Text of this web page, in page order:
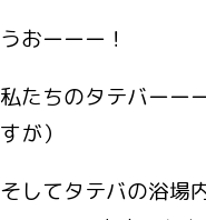
うおーーー！
私たちのタテバーー
すが）
そしてタテバの浴場